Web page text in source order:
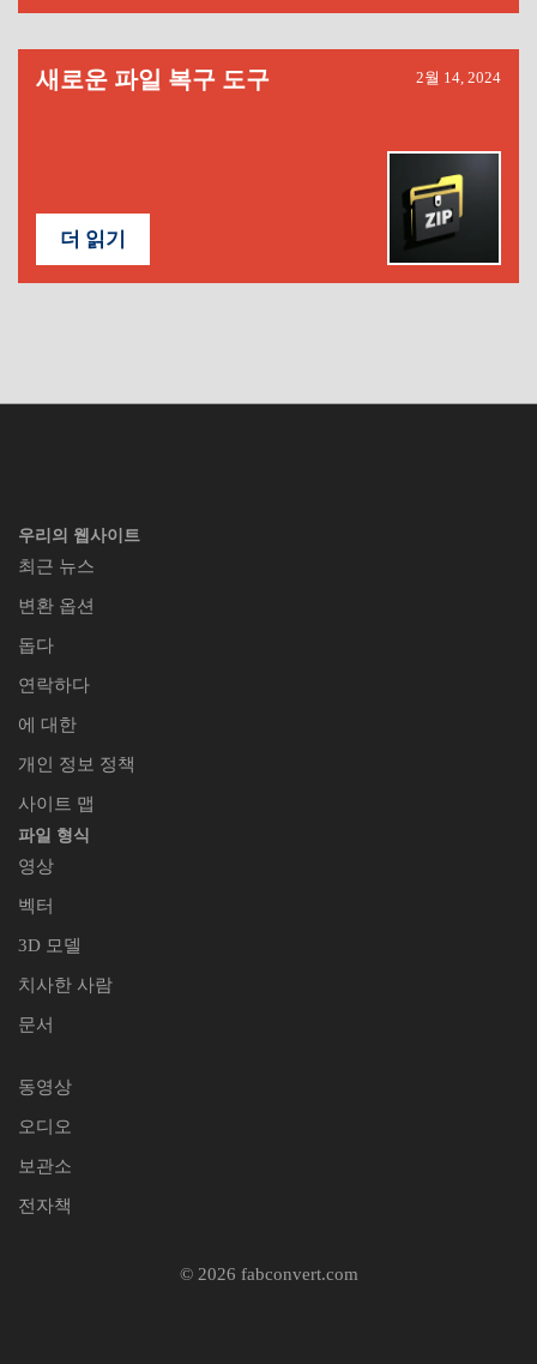
새로운 파일 복구 도구 2월 14, 2024
더 읽기
우리의 웹사이트
최근 뉴스
변환 옵션
돕다
연락하다
에 대한
개인 정보 정책
사이트 맵
파일 형식
영상
벡터
3D 모델
치사한 사람
문서
동영상
오디오
보관소
전자책
© 2026 fabconvert.com